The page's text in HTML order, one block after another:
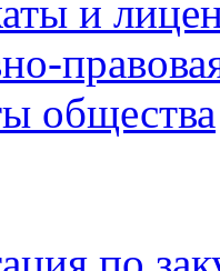
и
общества